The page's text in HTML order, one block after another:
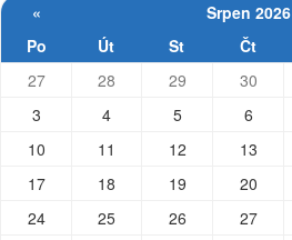
« Srpen 2026
Po
Út St Čt
27
28 29 30
3
4 5 6
10
11 12 13
17
18 19 20
24
25 26 27